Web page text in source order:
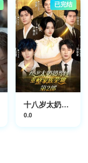
已完结
十八岁太奶奶驾到，重整家族荣耀2
0.0